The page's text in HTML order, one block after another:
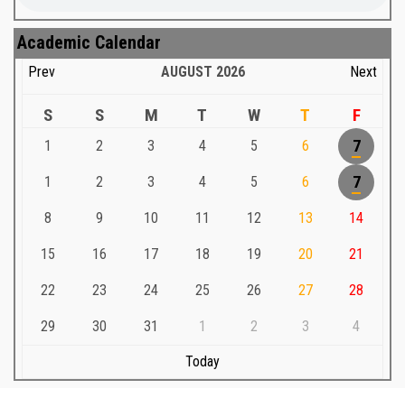
Academic Calendar
Prev AUGUST 2026 Next
S S M T W T F
1 2 3 4 5 6 7
1 2 3 4 5 6 7
8 9 10 11 12 13 14
15 16 17 18 19 20 21
22 23 24 25 26 27 28
29 30 31 1 2 3 4
Today